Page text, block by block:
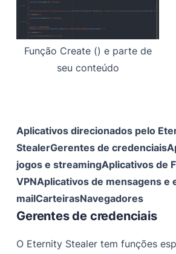
Função Create () e parte de
seu conteúdo
Aplicativos direcionados pelo
StealerGerentes de credenciais
jogos e streamingAplicativos de
VPNAplicativos de mensagens e
mailCarteirasNavegadores
Gerentes de credenciais
O Eternity Stealer tem funções